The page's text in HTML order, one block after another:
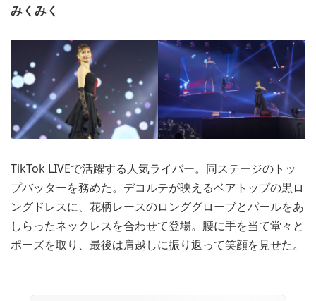
みくみく
TikTok LIVEで活躍する人気ライバー。同ステージのトッ
プバッターを務めた。デコルテが映えるベアトップの黒ロ
ングドレスに、花柄レースのロンググローブとパールをあ
しらったネックレスを合わせて登場。腰に手を当て堂々と
ポーズを取り、最後は肩越しに振り返って笑顔を見せた。